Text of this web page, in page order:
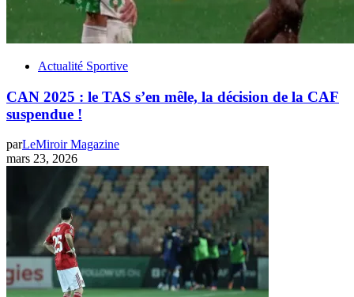
Actualité Sportive
CAN 2025 : le TAS s’en mêle, la décision de la CAF
suspendue !
parLeMiroir Magazine
mars 23, 2026